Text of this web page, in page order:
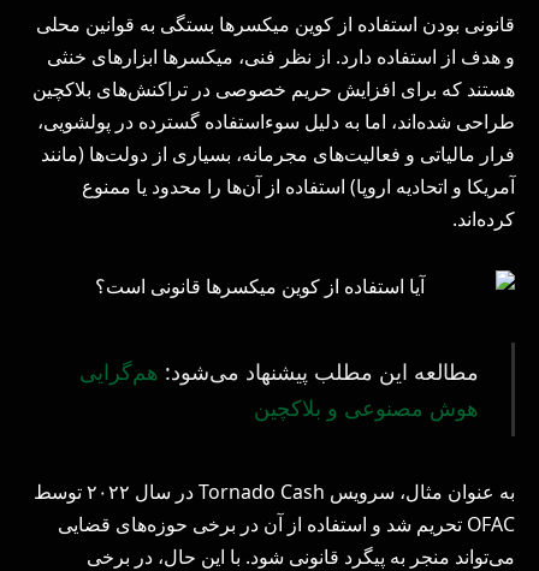
قانونی بودن استفاده از کوین میکسرها بستگی به قوانین محلی
و هدف از استفاده دارد. از نظر فنی، میکسرها ابزارهای خنثی
هستند که برای افزایش حریم خصوصی در تراکنش‌های بلاکچین
طراحی شده‌اند، اما به دلیل سوءاستفاده گسترده در پولشویی،
فرار مالیاتی و فعالیت‌های مجرمانه، بسیاری از دولت‌ها (مانند
آمریکا و اتحادیه اروپا) استفاده از آن‌ها را محدود یا ممنوع
کرده‌اند.
مطالعه این مطلب پیشنهاد می‌شود: هم‌گرایی
هوش مصنوعی و بلاکچین
به عنوان مثال، سرویس Tornado Cash در سال ۲۰۲۲ توسط
OFAC تحریم شد و استفاده از آن در برخی حوزه‌های قضایی
می‌تواند منجر به پیگرد قانونی شود. با این حال، در برخی